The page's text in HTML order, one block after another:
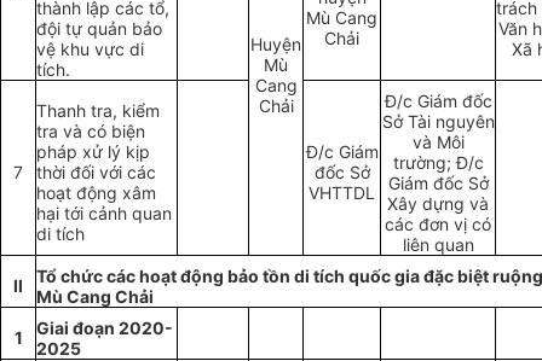
thành lập các tổ,
đội tự quản bảo
vệ khu vực di
tích.
Huyện
Mù
Cang
Chải
Mù Cang
Chải
trách
Văn
Xã
7
Thanh tra, kiểm
tra và có biện
pháp xử lý kịp
thời đối với các
hoạt động xâm
hại tới cảnh quan
di tích
Đ/c Giám
đốc Sở
VHTTDL
Đ/c Giám đốc
Sở Tài nguyên
và Môi
trường; Đ/c
Giám đốc Sở
Xây dựng và
các đơn vị có
liên quan
II
Tổ chức các hoạt động bảo tồn di tích quốc gia đặc biệt
Mù Cang Chải
1
Giai đoạn 2020-
2025